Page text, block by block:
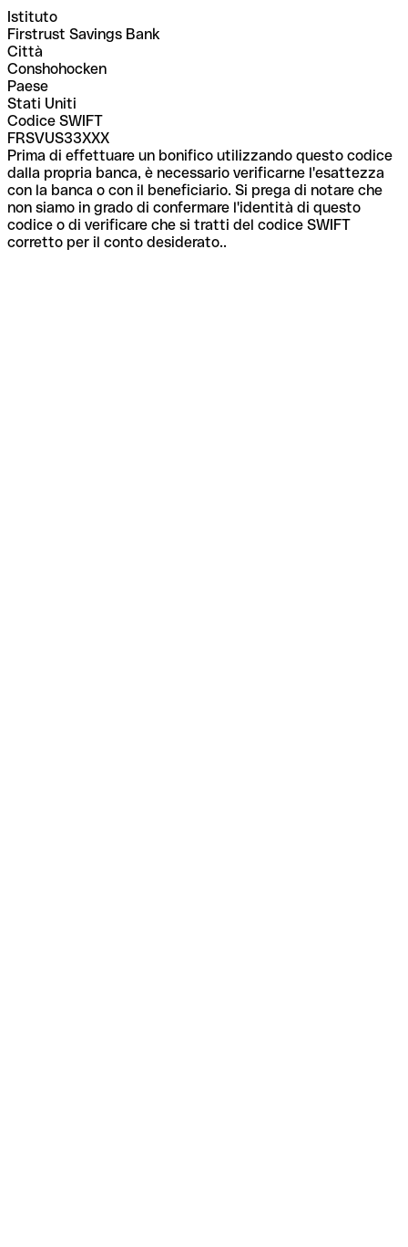
Istituto
Firstrust Savings Bank
Città
Conshohocken
Paese
Stati Uniti
Codice SWIFT
FRSVUS33XXX
Prima di effettuare un bonifico utilizzando questo codice
dalla propria banca, è necessario verificarne l'esattezza
con la banca o con il beneficiario. Si prega di notare che
non siamo in grado di confermare l'identità di questo
codice o di verificare che si tratti del codice SWIFT
corretto per il conto desiderato..